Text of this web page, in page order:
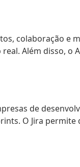
colaboração e
Além disso, o
de
O Jira